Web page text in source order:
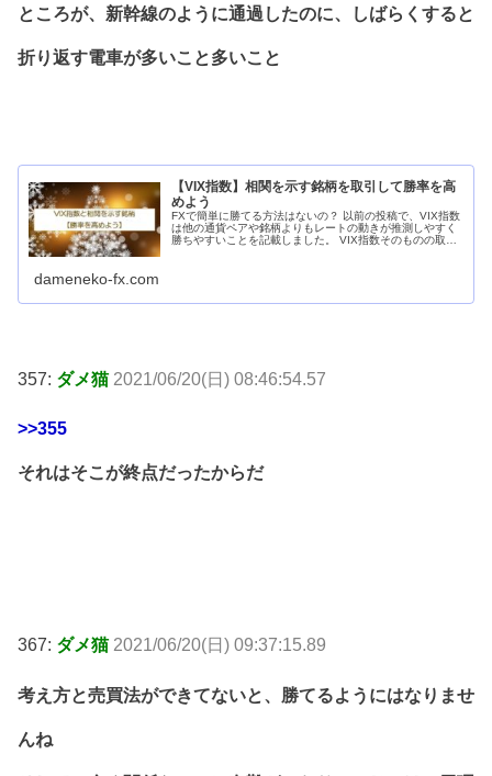
ところが、新幹線のように通過したのに、しばらくすると
折り返す電車が多いこと多いこと
【VIX指数】相関を示す銘柄を取引して勝率を高
めよう
FXで簡単に勝てる方法はないの？ 以前の投稿で、VIX指数
は他の通貨ペアや銘柄よりもレートの動きが推測しやすく
勝ちやすいことを記載しました。 VIX指数そのものの取引
dameneko-fx.com
357: ダメ猫 2021/06/20(日) 08:46:54.57
>>355
それはそこが終点だったからだ
367: ダメ猫 2021/06/20(日) 09:37:15.89
考え方と売買法ができてないと、勝てるようにはなりませ
んね